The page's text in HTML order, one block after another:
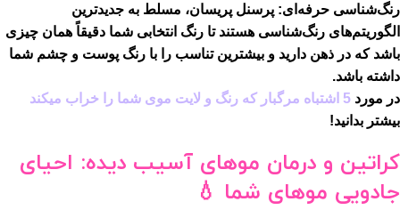
رنگ‌شناسی حرفه‌ای: پرسنل پریسان، مسلط به جدیدترین
الگوریتم‌های رنگ‌شناسی هستند تا رنگ انتخابی شما دقیقاً همان چیزی
باشد که در ذهن دارید و بیشترین تناسب را با رنگ پوست و چشم شما
داشته باشد.
در مورد 5 اشتباه مرگبار که رنگ و لایت موی شما را خراب میکند
بیشتر بدانید!
کراتین و درمان موهای آسیب دیده: احیای
جادویی موهای شما 💧